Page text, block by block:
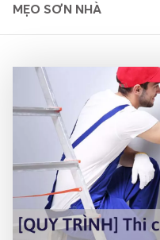
Về Nippon Paint
Tuyển dụng
Tiếng Việt
Khách hàng dự án
MẸO SƠN NHÀ